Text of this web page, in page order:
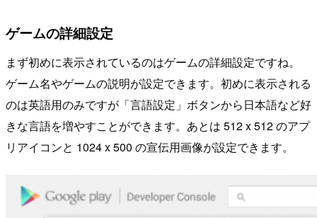
ゲームの詳細設定
まず初めに表示されているのはゲームの詳細設定ですね。
ゲーム名やゲームの説明が設定できます。初めに表示される
のは英語用のみですが「言語設定」ボタンから日本語など好
きな言語を増やすことができます。あとは 512 x 512 のアプ
リアイコンと 1024 x 500 の宣伝用画像が設定できます。